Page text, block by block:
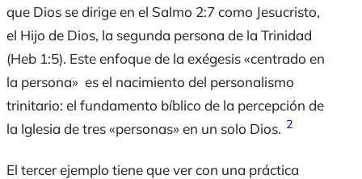
que Dios se dirige en el Salmo 2:7 como Jesucristo,
el Hijo de Dios, la segunda persona de la Trinidad
(Heb 1:5). Este enfoque de la exégesis «centrado en
la persona» es el nacimiento del personalismo
trinitario: el fundamento bíblico de la percepción de
la Iglesia de tres «personas» en un solo Dios. 2
El tercer ejemplo tiene que ver con una práctica